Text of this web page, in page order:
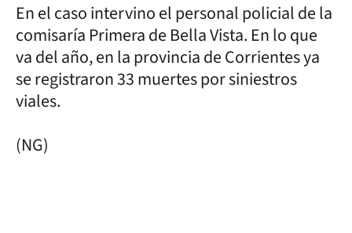
En el caso intervino el personal policial de la
comisaría Primera de Bella Vista. En lo que
va del año, en la provincia de Corrientes ya
se registraron 33 muertes por siniestros
viales.
(NG)